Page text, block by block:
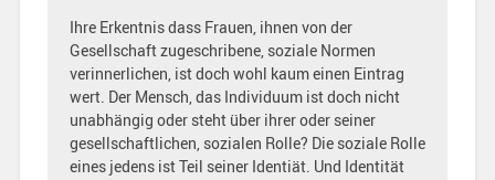
Ihre Erkentnis dass Frauen, ihnen von der
Gesellschaft zugeschribene, soziale Normen
verinnerlichen, ist doch wohl kaum einen Eintrag
wert. Der Mensch, das Individuum ist doch nicht
unabhängig oder steht über ihrer oder seiner
gesellschaftlichen, sozialen Rolle? Die soziale Rolle
eines jedens ist Teil seiner Identiät. Und Identität